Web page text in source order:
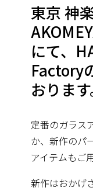
東京 神
にて、
Factory
おります
定番のガラス
か、新作のパ
アイテムもご
新作はおかげ